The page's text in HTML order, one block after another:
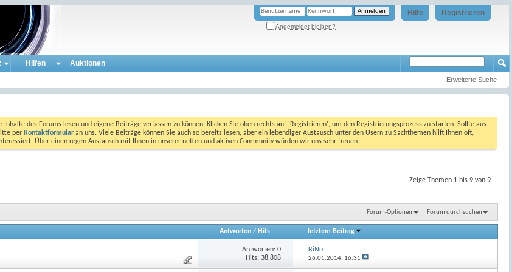
Registrieren
Hilfe
Angemeldet bleiben?
Hilfen Auktionen
Erweiterte Suche
Inhalte des Forums lesen und eigene Beiträge verfassen zu können. Klicken Sie oben rechts auf 'Registrieren', um den Registrierungsprozess zu starten. Sollte aus
per Kontaktformular an uns. Viele Beiträge können Sie auch so bereits lesen, aber ein lebendiger Austausch unter den Usern zu Sachthemen hilft Ihnen oft,
Über einen regen Austausch mit Ihnen in unserer netten und aktiven Community würden wir uns sehr freuen.
Zeige Themen 1 bis 9 von 9
Forum-Optionen Forum durchsuchen
Antworten / Hits letztem Beitrag
Antworten: 0
Hits: 38.808
BiNo
26.01.2014, 16:31